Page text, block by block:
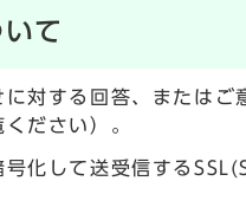
て
対する回答、または
ください）。
号化して送受信する